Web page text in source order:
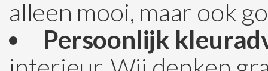
alleen mooi, maar ook
Persoonlijk